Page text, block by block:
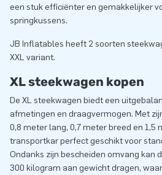
een stuk efficiënter en gemakkelijker
springkussens.
JB Inflatables heeft 2 soorten
XXL variant.
XL steekwagen kopen
De XL steekwagen biedt een
afmetingen en draagvermogen. Met
0,8 meter lang, 0,7 meter breed en 1,5
transportkar perfect geschikt voor
Ondanks zijn bescheiden omvang kan
300 kilogram aan gewicht dragen,